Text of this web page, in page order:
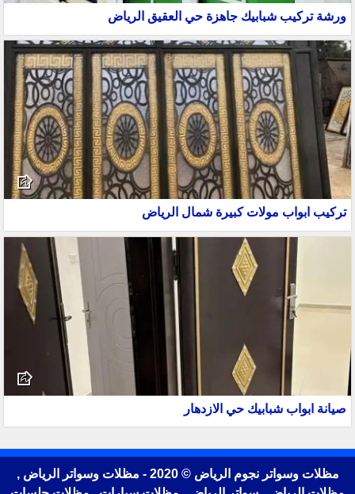
ورشة تركيب شبابيك جاهزة حي العقيق الرياض
تركيب ابواب مولات كبيرة شمال الرياض
صيانة ابواب شبابيك حي الازدهار
مظلات وسواتر نجوم الرياض © 2020 - مظلات وسواتر الرياض ,